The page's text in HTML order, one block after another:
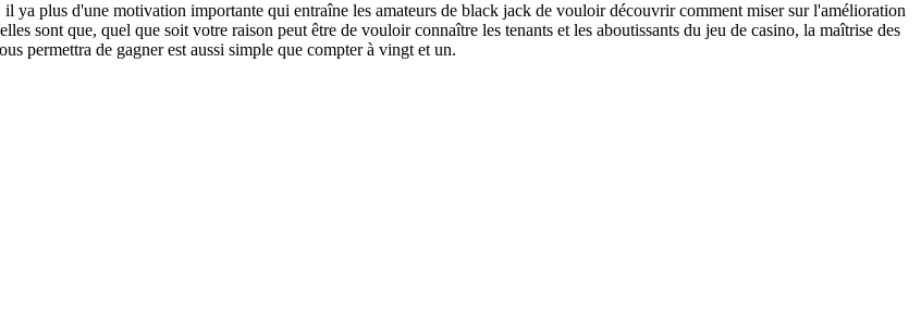
ya plus d'une motivation importante qui entraîne les amateurs de black jack de vouloir découvrir comment miser sur l'amélioration
sont que, quel que soit votre raison peut être de vouloir connaître les tenants et les aboutissants du jeu de casino, la maîtrise des
permettra de gagner est aussi simple que compter à vingt et un.